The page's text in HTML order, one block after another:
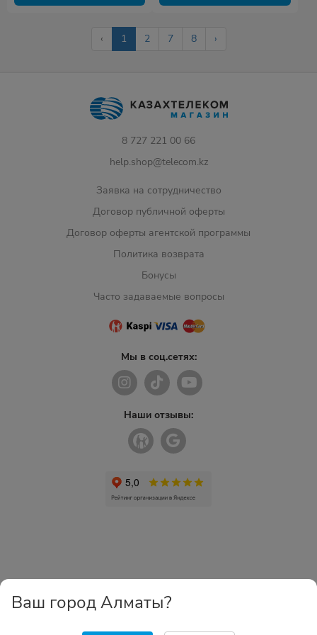
‹ 1 2 7 8 ›
8 727 221 00 66
help.shop@telecom.kz
Заявка на сотрудничество
Договор публичной оферты
Договор оферты агентской программы
Политика возврата
Бонусы
Часто задаваемые вопросы
Мы в соц.сетях:
Наши отзывы:
Ваш город Алматы?